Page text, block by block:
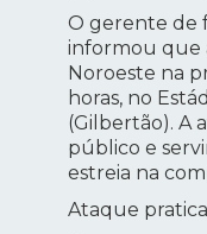
O gerente de
informou que
Noroeste na
horas, no
(Gilbertão). A
público e
estreia na
Ataque